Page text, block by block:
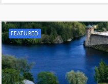
FEATURED